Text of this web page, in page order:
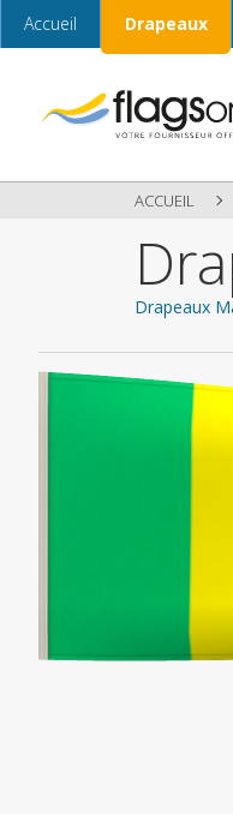
Accueil Drapeaux
ACCUEIL
Drapeaux